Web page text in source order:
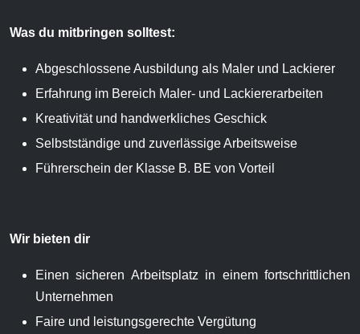
Was du mitbringen solltest:
Abgeschlossene Ausbildung als Maler und Lackierer
Erfahrung im Bereich Maler- und Lackiererarbeiten
Kreativität und handwerkliches Geschick
Selbstständige und zuverlässige Arbeitsweise
Führerschein der Klasse B. BE von Vorteil
Wir bieten dir
Einen sicheren Arbeitsplatz in einem fortschrittlichen
Unternehmen
Faire und leistungsgerechte Vergütung